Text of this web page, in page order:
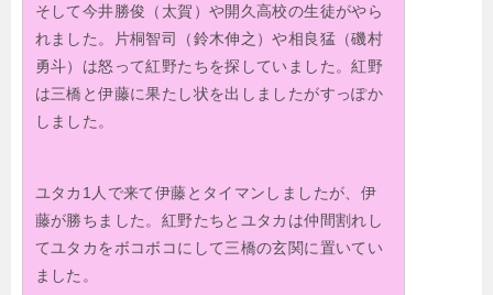
そして今井勝俊（太賀）や開久高校の生徒がやら
れました。片桐智司（鈴木伸之）や相良猛（磯村
勇斗）は怒って紅野たちを探していました。紅野
は三橋と伊藤に果たし状を出しましたがすっぽか
しました。
ユタカ1人で来て伊藤とタイマンしましたが、伊
藤が勝ちました。紅野たちとユタカは仲間割れし
てユタカをボコボコにして三橋の玄関に置いてい
ました。